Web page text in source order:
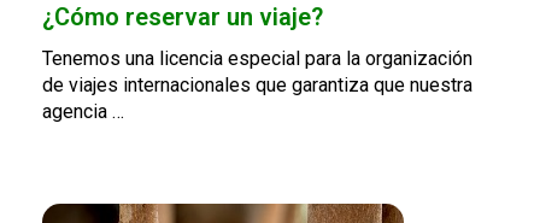
¿Cómo reservar un viaje?
Tenemos una licencia especial para la organización
de viajes internacionales que garantiza que nuestra
agencia …